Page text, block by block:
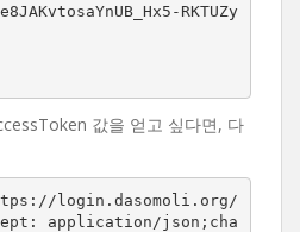
RKTUZy
값을 얻고 싶다면, 다
login.dasomoli.org/
application/json;cha